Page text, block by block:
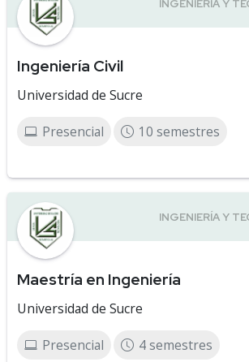
Ingeniería Civil
Universidad de Sucre
Presencial 10 semestres
Maestría en Ingeniería
Universidad de Sucre
Presencial 4 semestres